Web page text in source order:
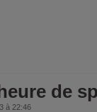
de
à 22:46